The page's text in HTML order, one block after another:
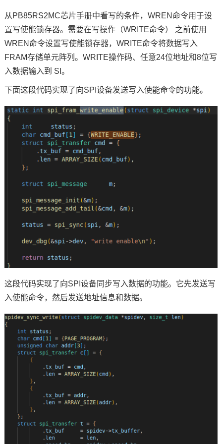
从PB85RS2MC芯片手册中看写的条件，WREN命令用于设
置写使能锁存器。需要在写操作（WRITE命令） 之前使用
WREN命令设置写使能锁存器，WRITE命令将数据写入
FRAM存储单元阵列。WRITE操作码、任意24位地址和8位写
入数据输入到 SI。
下面这段代码实现了向SPI设备发送写入使能命令的功能。
这段代码实现了向SPI设备同步写入数据的功能。它先发送写
入使能命令，然后发送地址信息和数据。